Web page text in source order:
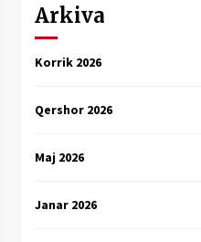
Arkiva
Korrik 2026
Qershor 2026
Maj 2026
Janar 2026